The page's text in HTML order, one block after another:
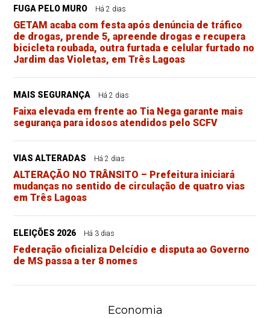
FUGA PELO MURO Há 2 dias
GETAM acaba com festa após denúncia de tráfico
de drogas, prende 5, apreende drogas e recupera
bicicleta roubada, outra furtada e celular furtado no
Jardim das Violetas, em Três Lagoas
MAIS SEGURANÇA Há 2 dias
Faixa elevada em frente ao Tia Nega garante mais
segurança para idosos atendidos pelo SCFV
VIAS ALTERADAS Há 2 dias
ALTERAÇÃO NO TRÂNSITO – Prefeitura iniciará
mudanças no sentido de circulação de quatro vias
em Três Lagoas
ELEIÇÕES 2026 Há 3 dias
Federação oficializa Delcídio e disputa ao Governo
de MS passa a ter 8 nomes
Economia